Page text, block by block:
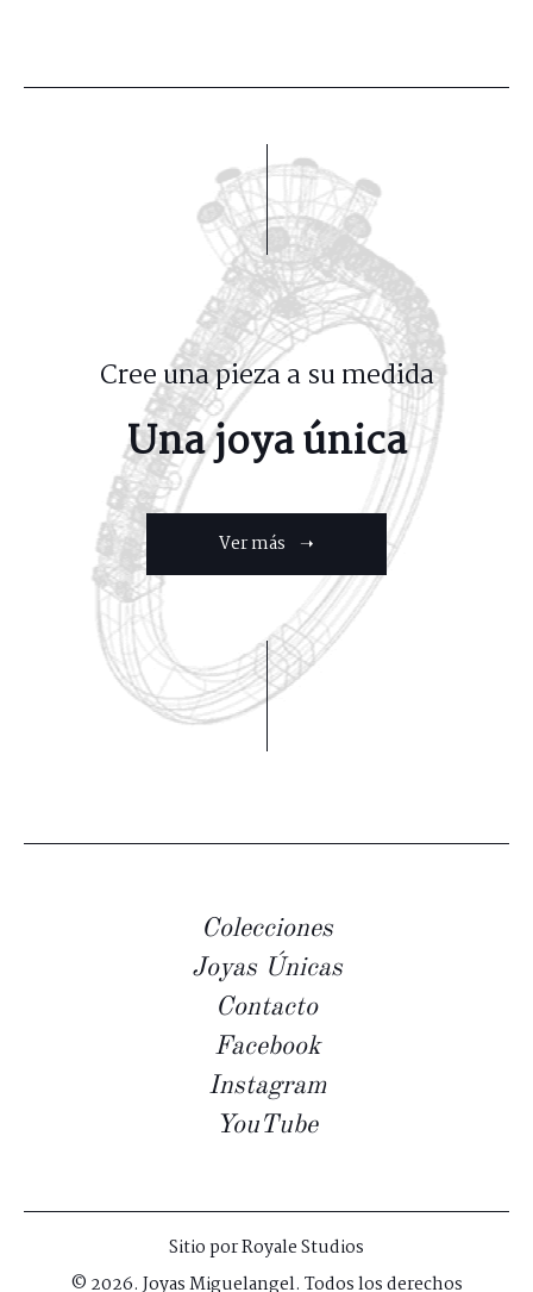
Cree una pieza a su medida
Una joya única
Ver más ➝
Colecciones
Joyas Únicas
Contacto
Facebook
Instagram
YouTube
Sitio porRoyale Studios
© 2026. Joyas Miguelangel. Todos los derechos